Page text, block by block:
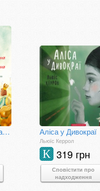
Казки Ганса Крістіана Андерсена Аліса у Дивокраї
Льюїс Керрол
319 грн
К
Сповістити про
надходження